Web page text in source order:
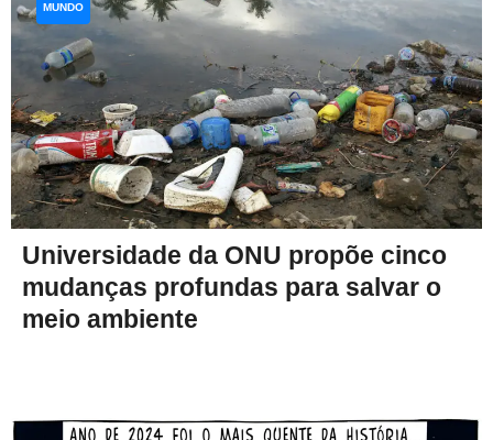
Universidade da ONU propõe cinco
mudanças profundas para salvar o
meio ambiente
MUNDO